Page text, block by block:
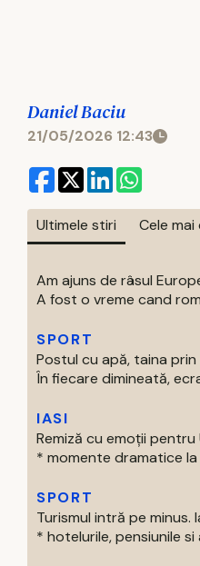
Daniel Baciu
21/05/2026 12:43
Ultimele stiri Cele
Am ajuns de râsul
A fost o vreme cand
SPORT
Postul cu apă, taina
În fiecare dimineată,
IASI
Remiză cu emoții pentru
* momente dramatice la
SPORT
Turismul intră pe
* hotelurile, pensiunile